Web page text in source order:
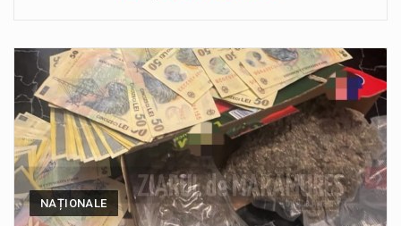
NAȚIONALE